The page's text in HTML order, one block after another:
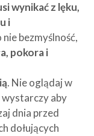
wynikać z lęku,
i
bezmyślność,
pokora i
. Nie oglądaj w
wystarczy aby
dnia przed
dołujących